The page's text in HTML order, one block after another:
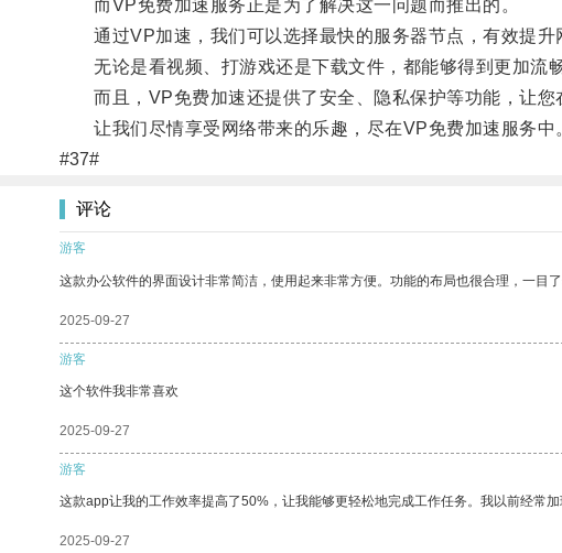
而VP免费加速服务正是为了解决这一问题而推出的。
通过VP加速，我们可以选择最快的服务器节点，有效提升
无论是看视频、打游戏还是下载文件，都能够得到更加流畅
而且，VP免费加速还提供了安全、隐私保护等功能，让您
让我们尽情享受网络带来的乐趣，尽在VP免费加速服务中
#37#
评论
游客
这款办公软件的界面设计非常简洁，使用起来非常方便。功能的布局也很合理，一目了
2025-09-27
游客
这个软件我非常喜欢
2025-09-27
游客
这款app让我的工作效率提高了50%，让我能够更轻松地完成工作任务。我以前经常
2025-09-27